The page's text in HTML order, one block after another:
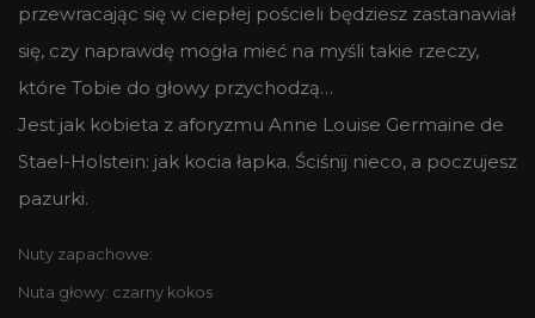
przewracając się w ciepłej pościeli będziesz zastanawiał
się, czy naprawdę mogła mieć na myśli takie rzeczy,
które Tobie do głowy przychodzą…
Jest jak kobieta z aforyzmu Anne Louise Germaine de
Stael-Holstein: jak kocia łapka. Ściśnij nieco, a poczujesz
pazurki.
Nuty zapachowe:
Nuta głowy: czarny kokos